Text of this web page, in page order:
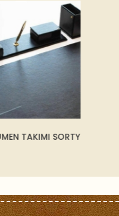
SORTY - SİYAH